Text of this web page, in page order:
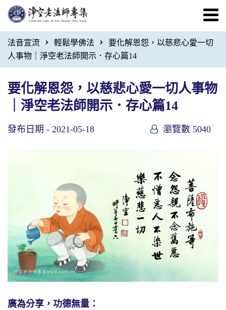
法音宣流 輕鬆學佛法
要化解恩怨，以慈悲心愛一切
人事物｜淨空老法師開示．存心篇14
要化解恩怨，以慈悲心愛一切人事物
｜淨空老法師開示．存心篇14
發布日期 - 2021-05-18 瀏覽數 5040
廣為分享，功德無量：